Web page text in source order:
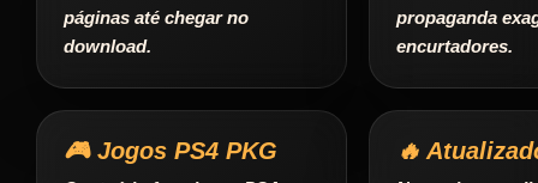
páginas até chegar no
download.
propaganda
encurtadores.
🎮 Jogos PS4 PKG 🔥